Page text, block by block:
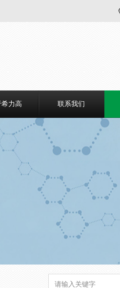
希力高 联系我们